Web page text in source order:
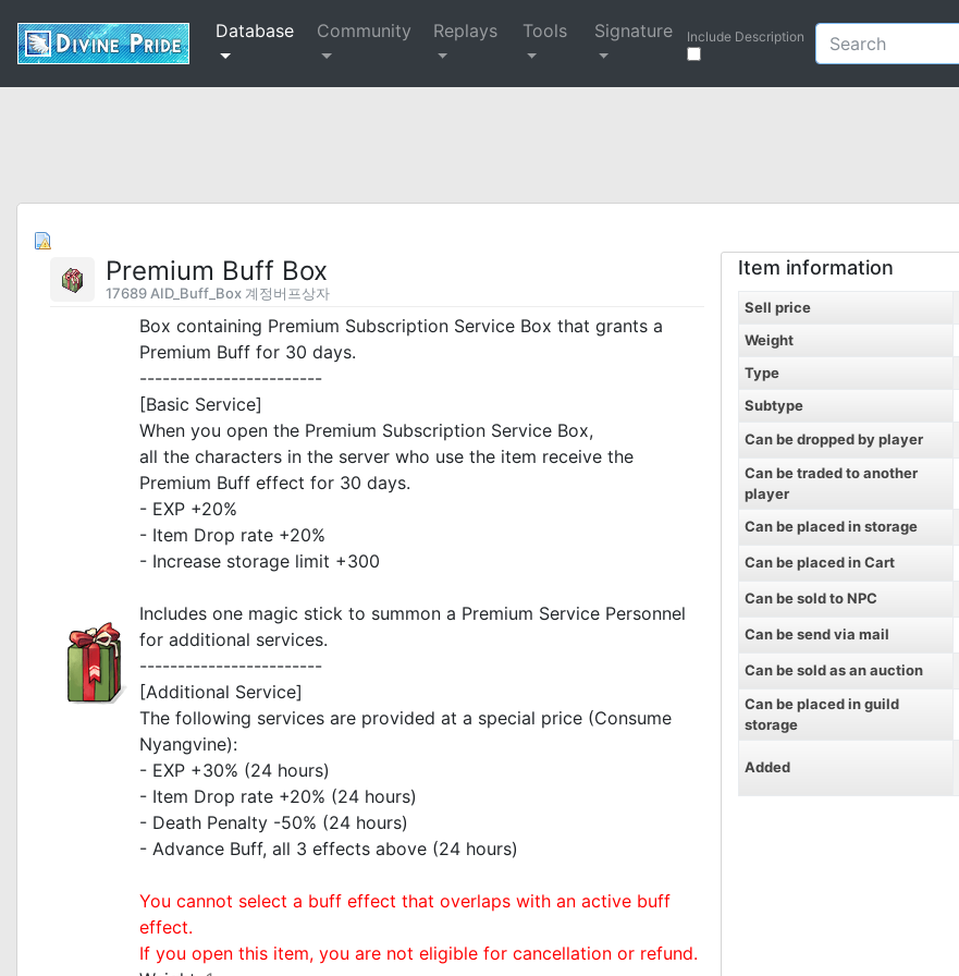
Database Community Replays Tools Signature Include Description
Premium Buff Box
17689 AID_Buff_Box 계정버프상자
Box containing Premium Subscription Service Box that grants a
Premium Buff for 30 days.
------------------------
[Basic Service]
When you open the Premium Subscription Service Box,
all the characters in the server who use the item receive the
Premium Buff effect for 30 days.
- EXP +20%
- Item Drop rate +20%
- Increase storage limit +300
Includes one magic stick to summon a Premium Service Personnel
for additional services.
------------------------
[Additional Service]
The following services are provided at a special price (Consume
Nyangvine):
- EXP +30% (24 hours)
- Item Drop rate +20% (24 hours)
- Death Penalty -50% (24 hours)
- Advance Buff, all 3 effects above (24 hours)
You cannot select a buff effect that overlaps with an active buff
effect.
If you open this item, you are not eligible for cancellation or refund.
Item information
Sell price
Weight
Type
Subtype
Can be dropped by player
Can be traded to another
player
Can be placed in storage
Can be placed in Cart
Can be sold to NPC
Can be send via mail
Can be sold as an auction
Can be placed in guild
storage
Added